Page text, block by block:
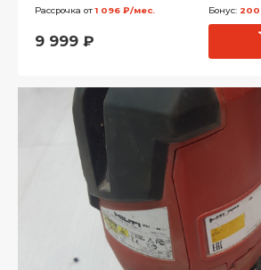
Рассрочка от1 096 ₽/мес. Бонус: 200
9 999 ₽